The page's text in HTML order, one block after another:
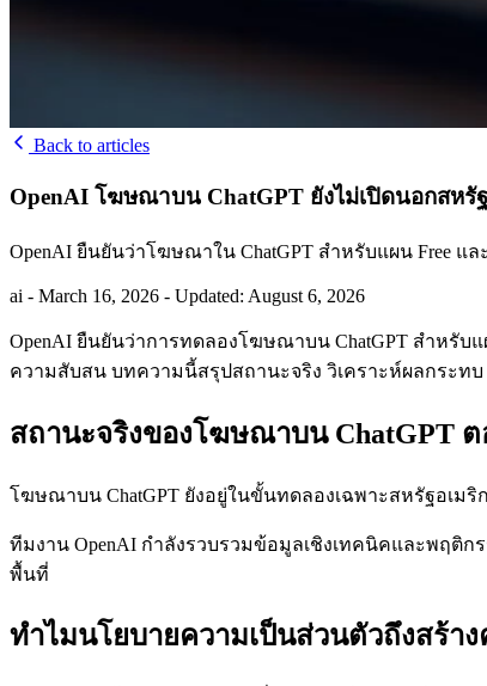
Back to articles
OpenAI โฆษณาบน ChatGPT ยังไม่เปิดนอกสหรั
OpenAI ยืนยันว่าโฆษณาใน ChatGPT สำหรับแผน Free
ai - March 16, 2026 - Updated: August 6, 2026
OpenAI ยืนยันว่าการทดลองโฆษณาบน ChatGPT สำหรับ
ความสับสน บทความนี้สรุปสถานะจริง วิเคราะห์ผลกระท
สถานะจริงของโฆษณาบน ChatGPT
โฆษณาบน ChatGPT ยังอยู่ในขั้นทดลองเฉพาะสหรัฐอเม
ทีมงาน OpenAI กำลังรวบรวมข้อมูลเชิงเทคนิคและพฤติ
พื้นที่
ทำไมนโยบายความเป็นส่วนตัวถึงสร้า